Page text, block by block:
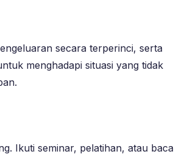
secara terperinci, serta
menghadapi situasi yang tidak
Ikuti seminar, pelatihan, atau baca